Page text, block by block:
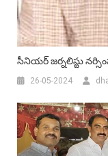
సీనియర్‌ జర్నలిస్టు
26-05-2024